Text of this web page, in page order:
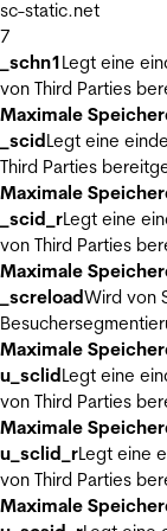
sc-static.net
7
_schn1Legt eine
von Third Parties
Maximale
_scidLegt eine
Third Parties
Maximale
_scid_rLegt eine
von Third Parties
Maximale
_screloadWird von
Maximale
u_sclidLegt eine
von Third Parties
Maximale
u_sclid_rLegt eine
von Third Parties
Maximale